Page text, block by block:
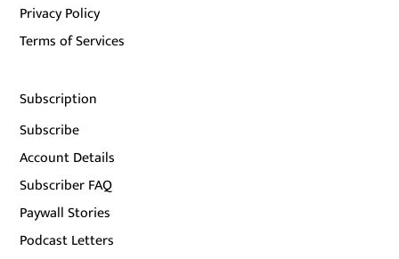
Privacy Policy
Terms of Services
Subscription
Subscribe
Account Details
Subscriber FAQ
Paywall Stories
Podcast Letters